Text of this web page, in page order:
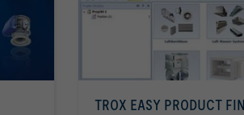
TROX EASY PRODUCT